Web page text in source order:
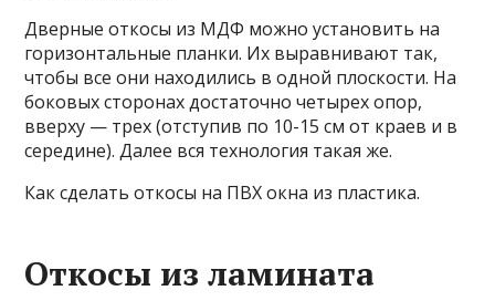
Дверные откосы из МДФ можно установить на
горизонтальные планки. Их выравнивают так,
чтобы все они находились в одной плоскости. На
боковых сторонах достаточно четырех опор,
вверху — трех (отступив по 10-15 см от краев и в
середине). Далее вся технология такая же.
Как сделать откосы на ПВХ окна из пластика.
Откосы из ламината